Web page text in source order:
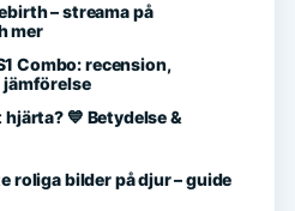
– streama på
mer
Combo: recension,
💙 Betydelse &
roliga bilder på djur – guide